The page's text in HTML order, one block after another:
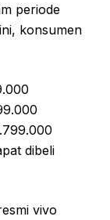
periode
konsumen
dibeli
vivo